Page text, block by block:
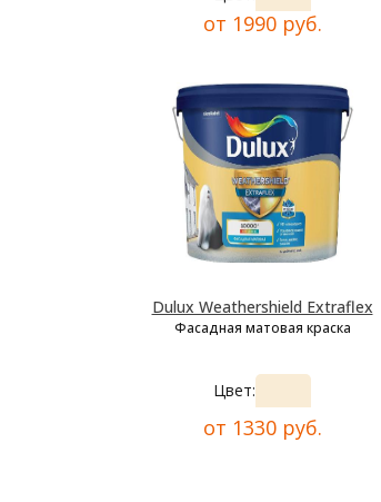
от 1990 руб.
Dulux Weathershield Extraflex
Фасадная матовая краска
Цвет:
от 1330 руб.